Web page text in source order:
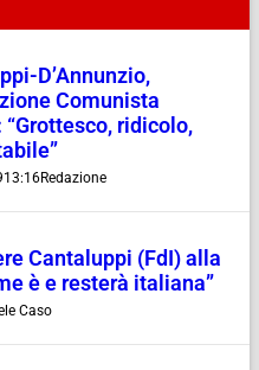
D’Annunzio,
Comunista
ridicolo,
13:16Redazione
Cantaluppi (FdI) alla
è e resterà italiana”
Caso